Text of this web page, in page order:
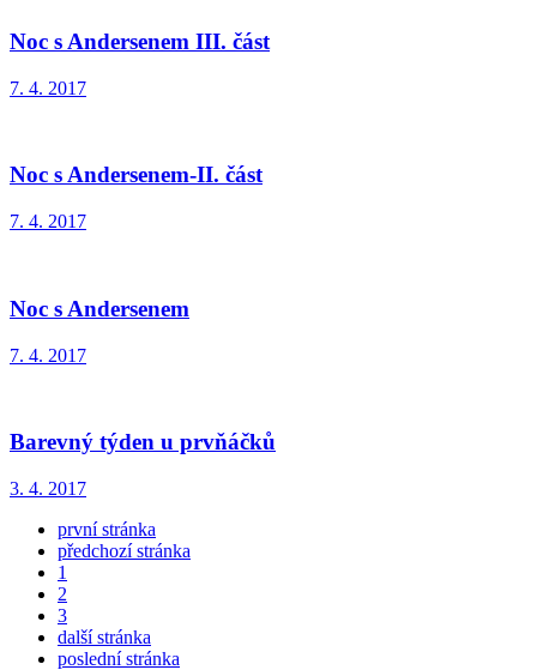
Noc s Andersenem III. část
7. 4. 2017
Noc s Andersenem-II. část
7. 4. 2017
Noc s Andersenem
7. 4. 2017
Barevný týden u prvňáčků
3. 4. 2017
první stránka
předchozí stránka
1
2
3
další stránka
poslední stránka